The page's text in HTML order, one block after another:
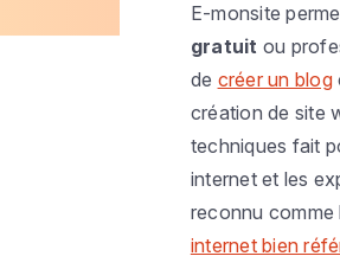
E-monsite
gratuit ou
de créer un blog
création de site
techniques fait
internet et les
reconnu comme
internet bien